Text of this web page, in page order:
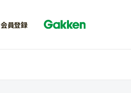
会員登録